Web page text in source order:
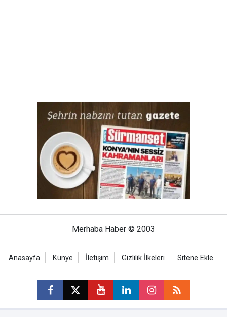
Merhaba Haber © 2003
Anasayfa Künye İletişim Gizlilik İlkeleri Sitene Ekle